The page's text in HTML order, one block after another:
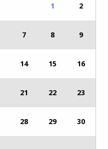
1 2
7 8 9
14 15 16
21 22 23
28 29 30